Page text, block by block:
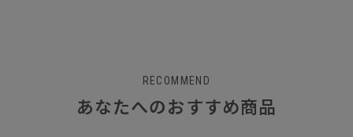
RECOMMEND
あなたへのおすすめ商品